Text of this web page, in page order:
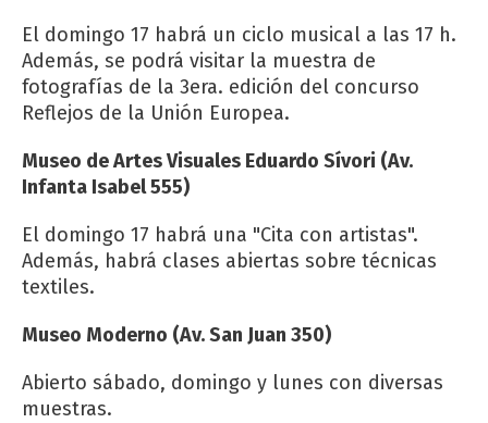
El domingo 17 habrá un ciclo musical a las 17 h.
Además, se podrá visitar la muestra de
fotografías de la 3era. edición del concurso
Reflejos de la Unión Europea.
Museo de Artes Visuales Eduardo Sívori (Av.
Infanta Isabel 555)
El domingo 17 habrá una "Cita con artistas".
Además, habrá clases abiertas sobre técnicas
textiles.
Museo Moderno (Av. San Juan 350)
Abierto sábado, domingo y lunes con diversas
muestras.